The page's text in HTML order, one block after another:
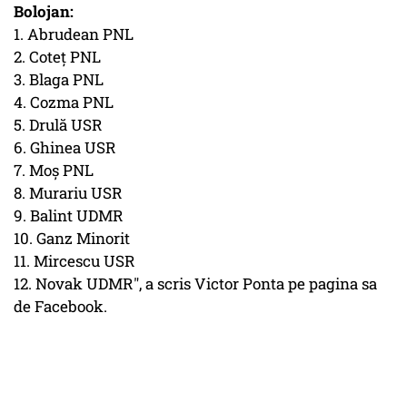
Bolojan:
1. Abrudean PNL
2. Coteț PNL
3. Blaga PNL
4. Cozma PNL
5. Drulă USR
6. Ghinea USR
7. Moș PNL
8. Murariu USR
9. Balint UDMR
10. Ganz Minorit
11. Mircescu USR
12. Novak UDMR", a scris Victor Ponta pe pagina sa
de Facebook.